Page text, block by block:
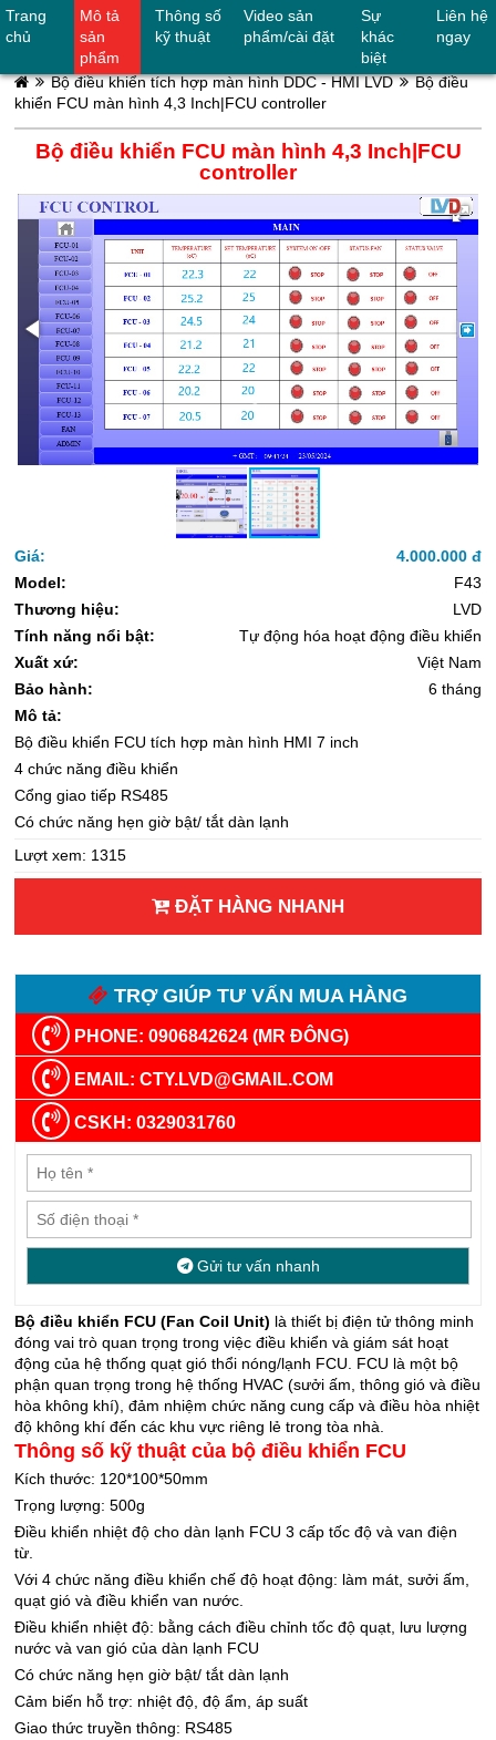
Bộ điều khiển tích hợp màn hình DDC - HMI LVD
Bộ điều
khiển FCU màn hình 4,3 Inch|FCU controller
Bộ điều khiển FCU màn hình 4,3 Inch|FCU
controller
Giá:
4.000.000 đ
Model:
F43
Thương hiệu:
LVD
Tính năng nổi bật:
Tự động hóa hoạt động điều khiển
Xuất xứ:
Việt Nam
Bảo hành:
6 tháng
Mô tả:
Bộ điều khiển FCU tích hợp màn hình HMI 7 inch
4 chức năng điều khiển
Cổng giao tiếp RS485
Có chức năng hẹn giờ bật/ tắt dàn lạnh
Lượt xem: 1315
ĐẶT HÀNG NHANH
TRỢ GIÚP TƯ VẤN MUA HÀNG
PHONE: 0906842624 (MR ĐÔNG)
EMAIL: CTY.LVD@GMAIL.COM
CSKH: 0329031760
Gửi tư vấn nhanh
Trang
chủ
Mô tả
sản
phẩm
Thông số
kỹ thuật
Video sản
phẩm/cài đặt
Sự
khác
biệt
Liên hệ
ngay
Bộ điều khiển FCU (Fan Coil Unit) là thiết bị điện tử thông minh
đóng vai trò quan trọng trong việc điều khiển và giám sát hoạt
động của hệ thống quạt gió thổi nóng/lạnh FCU. FCU là một bộ
phận quan trọng trong hệ thống HVAC (sưởi ấm, thông gió và điều
hòa không khí), đảm nhiệm chức năng cung cấp và điều hòa nhiệt
độ không khí đến các khu vực riêng lẻ trong tòa nhà.
Thông số kỹ thuật của bộ điều khiển FCU
Kích thước: 120*100*50mm
Trọng lượng: 500g
Điều khiển nhiệt độ cho dàn lạnh FCU 3 cấp tốc độ và van điện
từ.
Với 4 chức năng điều khiển chế độ hoạt động: làm mát, sưởi ấm,
quạt gió và điều khiển van nước.
Điều khiển nhiệt độ: bằng cách điều chỉnh tốc độ quạt, lưu lượng
nước và van gió của dàn lạnh FCU
Có chức năng hẹn giờ bật/ tắt dàn lạnh
Cảm biến hỗ trợ: nhiệt độ, độ ẩm, áp suất
Giao thức truyền thông: RS485